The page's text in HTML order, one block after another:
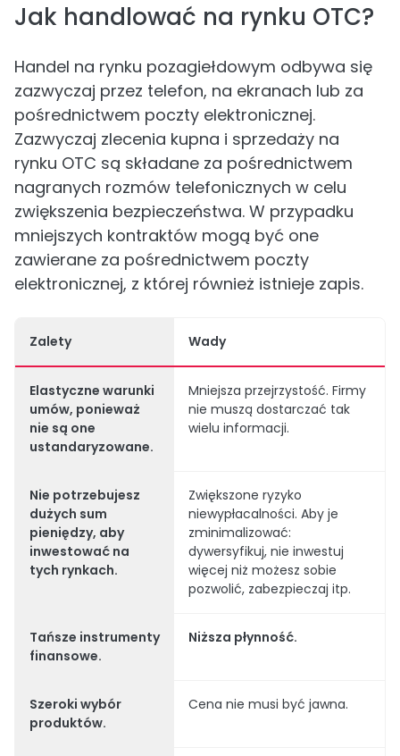
Jak handlować na rynku OTC?
Handel na rynku pozagiełdowym odbywa się
zazwyczaj przez telefon, na ekranach lub za
pośrednictwem poczty elektronicznej.
Zazwyczaj zlecenia kupna i sprzedaży na
rynku OTC są składane za pośrednictwem
nagranych rozmów telefonicznych w celu
zwiększenia bezpieczeństwa. W przypadku
mniejszych kontraktów mogą być one
zawierane za pośrednictwem poczty
elektronicznej, z której również istnieje zapis.
Zalety Wady
Elastyczne warunki
umów, ponieważ
nie są one
ustandaryzowane.
Mniejsza przejrzystość. Firmy
nie muszą dostarczać tak
wielu informacji.
Nie potrzebujesz
dużych sum
pieniędzy, aby
inwestować na
tych rynkach.
Zwiększone ryzyko
niewypłacalności. Aby je
zminimalizować:
dywersyfikuj, nie inwestuj
więcej niż możesz sobie
pozwolić, zabezpieczaj itp.
Tańsze instrumenty
finansowe.
Niższa płynność.
Szeroki wybór
produktów.
Cena nie musi być jawna.